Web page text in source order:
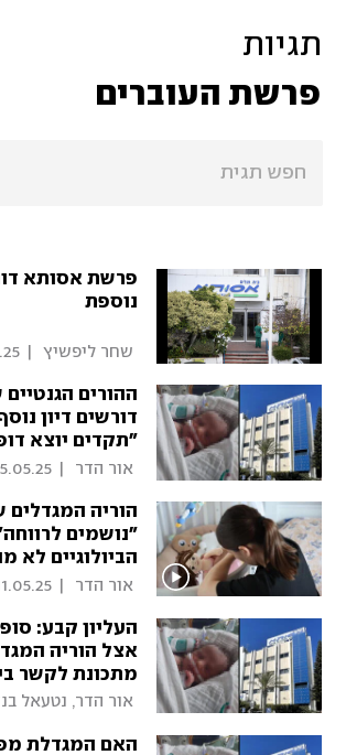
תגיות
פרשת העוברים
פרשת אסותא
נוספת
שחר ליפשיץ
ההורים
דורשים דיון
"תקדים יוצא
אור הדר
הוריה המגדלים
"נושמים
הביולוגיים לא
אור הדר
העליון קבע:
אצל הוריה
מתכונת לקשר
הביולוגיים
אור הדר, נטעאל
האם המגדלת